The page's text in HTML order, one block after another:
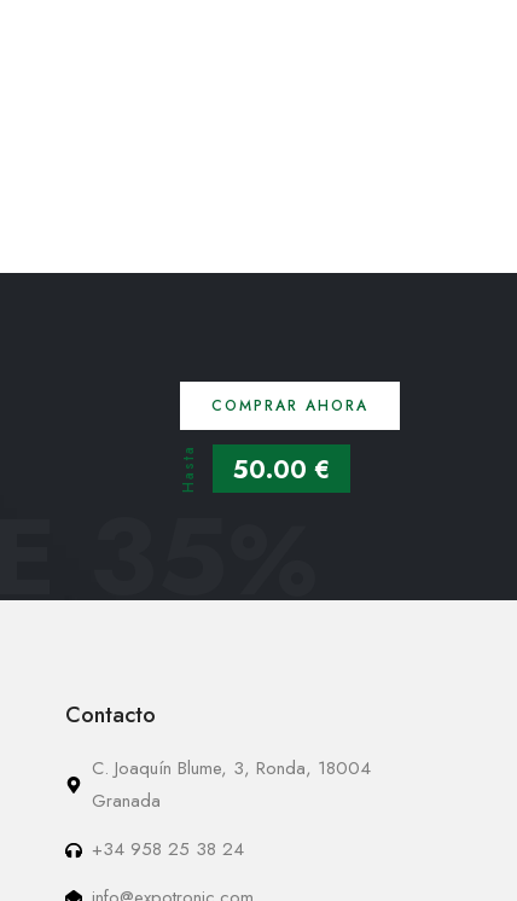
COMPRAR AHORA
Hasta 50.00 €
35%
Contacto
C. Joaquín Blume, 3, Ronda, 18004
Granada
+34 958 25 38 24